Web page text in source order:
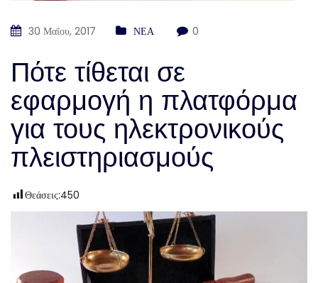
30 Μαΐου, 2017 ΝΕΑ 0
Πότε τίθεται σε
εφαρμογή η πλατφόρμα
για τους ηλεκτρονικούς
πλειστηριασμούς
Θεάσεις:450